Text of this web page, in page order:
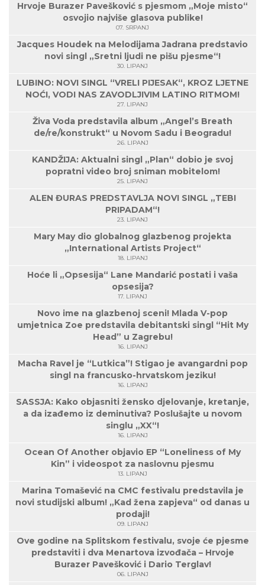
Hrvoje Burazer Pavešković s pjesmom „Moje misto“
osvojio najviše glasova publike!
07. SRPANJ
Jacques Houdek na Melodijama Jadrana predstavio
novi singl „Sretni ljudi ne pišu pjesme“!
30. LIPANJ
LUBINO: NOVI SINGL “VRELI PIJESAK“, KROZ LJETNE
NOĆI, VODI NAS ZAVODLJIVIM LATINO RITMOM!
27. LIPANJ
Živa Voda predstavila album „Angel’s Breath
de/re/konstrukt“ u Novom Sadu i Beogradu!
26. LIPANJ
KANDŽIJA: Aktualni singl „Plan“ dobio je svoj
popratni video broj sniman mobitelom!
25. LIPANJ
ALEN ĐURAS PREDSTAVLJA NOVI SINGL „TEBI
PRIPADAM“!
23. LIPANJ
Mary May dio globalnog glazbenog projekta
„International Artists Project“
18. LIPANJ
Hoće li „Opsesija“ Lane Mandarić postati i vaša
opsesija?
17. LIPANJ
Novo ime na glazbenoj sceni! Mlada V-pop
umjetnica Zoe predstavila debitantski singl “Hit My
Head” u Zagrebu!
16. LIPANJ
Macha Ravel je “Lutkica”! Stigao je avangardni pop
singl na francusko-hrvatskom jeziku!
16. LIPANJ
SASSJA: Kako objasniti žensko djelovanje, kretanje,
a da izađemo iz deminutiva? Poslušajte u novom
singlu „XX“!
16. LIPANJ
Ocean Of Another objavio EP “Loneliness of My
Kin” i videospot za naslovnu pjesmu
13. LIPANJ
Marina Tomašević na CMC festivalu predstavila je
novi studijski album! „Kad žena zapjeva“ od danas u
prodaji!
09. LIPANJ
Ove godine na Splitskom festivalu, svoje će pjesme
predstaviti i dva Menartova izvođača – Hrvoje
Burazer Pavešković i Dario Terglav!
06. LIPANJ